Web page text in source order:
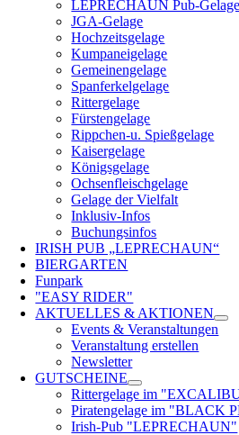
LEPRECHAUN Pub-Gelage
JGA-Gelage
Hochzeitsgelage
Kumpaneigelage
Gemeinengelage
Spanferkelgelage
Rittergelage
Fürstengelage
Rippchen-u. Spießgelage
Kaisergelage
Königsgelage
Ochsenfleischgelage
Gelage der Vielfalt
Inklusiv-Infos
Buchungsinfos
IRISH PUB „LEPRECHAUN“
BIERGARTEN
Funpark
"EASY RIDER"
AKTUELLES & AKTIONEN
Events & Veranstaltungen
Veranstaltung erstellen
Newsletter
GUTSCHEINE
Rittergelage im
Piratengelage im "BLACK
Irish-Pub "LEPRECHAUN"